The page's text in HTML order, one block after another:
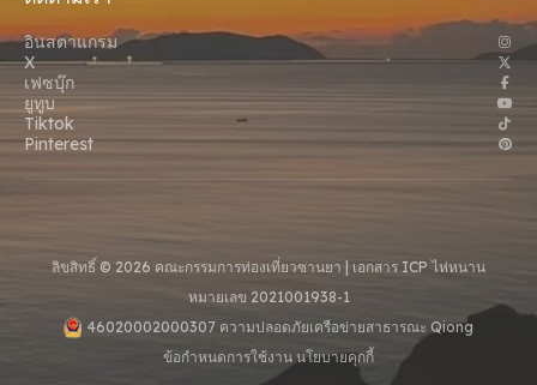
อินสตาแกรม
X
เฟซบุ๊ก
ยูทูบ
Tiktok
Pinterest
ลิขสิทธิ์ © 2026 คณะกรรมการท่องเที่ยวซานยา | เอกสาร ICP ไห่หนาน
หมายเลข 2021001938-1
46020002000307 ความปลอดภัยเครือข่ายสาธารณะ Qiong
ข้อกําหนดการใช้งาน นโยบายคุกกี้